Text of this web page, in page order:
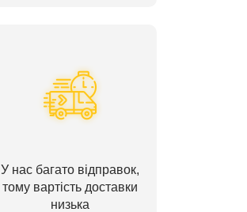
У нас багато відправок,
тому вартість доставки
низька